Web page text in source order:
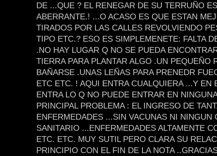
DE ...QUE ? EL RENEGAR DE SU TERRUÑO
ABERRANTE.! ...O ACASO ES QUE ESTAN
TIRADOS POR LAS CALLES REVOLVIENDO
TIPO ETC.? ESO ES SIMPLEMENETE: FALTA
.NO HAY LUGAR Q NO SE PUEDA
TIERRA PARA PLANTAR ALGO .UN PEQUEÑO
BAÑARSE .UNAS LEÑAS PARA PRENEDR
ETC ETC. ! AQUI ENTRA CUALQUIERA ...Y EN
ENTRA LO Q NO PUEDE ENTRAR EN
PRINCIPAL PROBLEMA : EL INGRESO DE
ENFERMEDADES ...SIN VACUNAS NI NINGUN
SANITARIO ...ENFERMEDADES ALTAMENTE
ETC. ETC. MUY SUTIL PERO CLARA SU
PRINCIPIO CON EL FIN DE LA NOTA